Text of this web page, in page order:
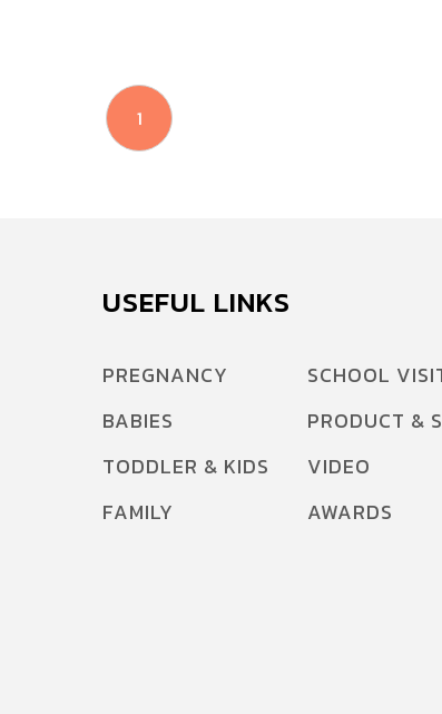
1
USEFUL LINKS
PREGNANCY
BABIES
TODDLER & KIDS
FAMILY
SCHOOL
PRODUCT &
VIDEO
AWARDS